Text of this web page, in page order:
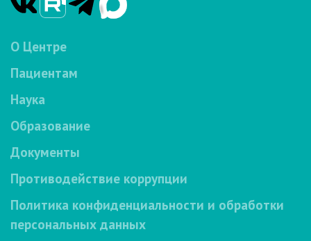
О Центре
Пациентам
Наука
Образование
Документы
Противодействие коррупции
Политика конфиденциальности и обработки
персональных данных